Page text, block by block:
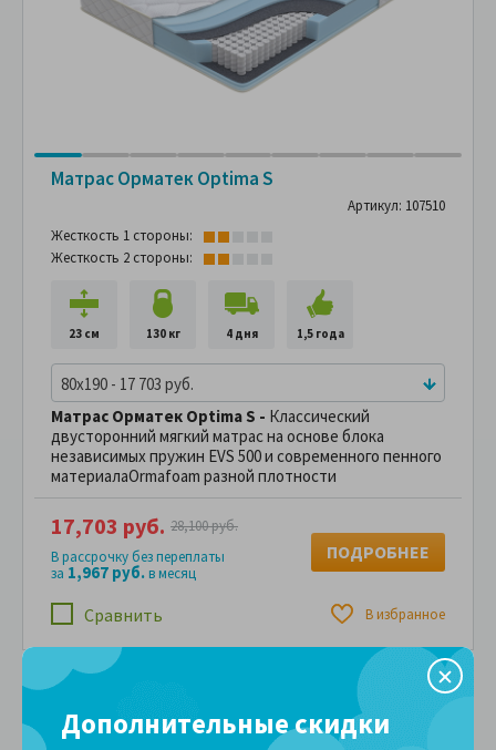
Матрас Орматек Optima S
Артикул: 107510
Жесткость 1 стороны:
Жесткость 2 стороны:
23 см 130 кг 4 дня 1,5 года
80x190 - 17 703 руб.
Матрас Орматек Optima S - Классический
двусторонний мягкий матрас на основе блока
независимых пружин EVS 500 и современного пенного
материалаOrmafoam разной плотности
Сравнить В избранное
17,703 руб. 28,100 руб.
В рассрочку без переплаты
за 1,967 руб.в месяц
ПОДРОБНЕЕ
Дополнительные скидки